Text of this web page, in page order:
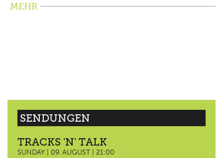
MEHR
SENDUNGEN
TRACKS 'N' TALK
SUNDAY | 09. AUGUST | 21:00